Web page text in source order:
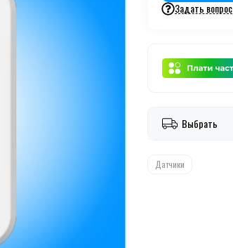
Задать вопрос
Выбрать
Датчики